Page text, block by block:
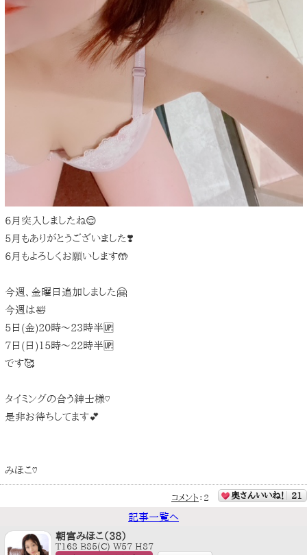
6月突入しましたね😌
5月もありがとうございました❣️
6月もよろしくお願いします🤲
今週、金曜日追加しました🤗
今週は🛀
5日(金)20時〜23時半🆙
7日(日)15時〜22時半🆙
です🥰
タイミングの合う紳士様♡
是非お待ちしてます💕
みほこ♡
コメント ： 2 奥さんいいね！ 21
記事一覧へ
朝宮みほこ（38）
T168 B85(C) W57 H87